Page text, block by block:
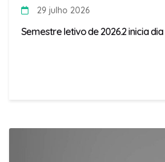
29 julho 2026
Semestre letivo de 2026.2 inicia